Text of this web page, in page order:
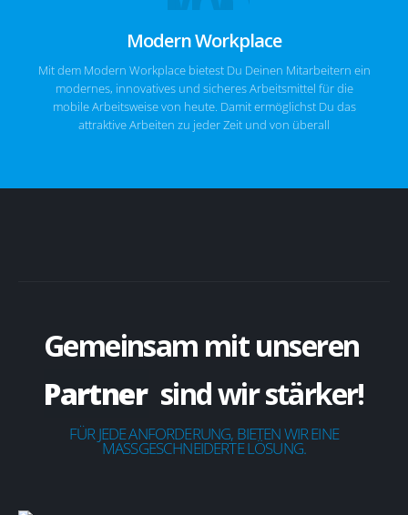
Modern Workplace
Mit dem Modern Workplace bietest Du Deinen Mitarbeitern ein
modernes, innovatives und sicheres Arbeitsmittel für die
mobile Arbeitsweise von heute. Damit ermöglichst Du das
attraktive Arbeiten zu jeder Zeit und von überall
Gemeinsam mit unseren
Partner sind wir stärker!
FÜR JEDE ANFORDERUNG, BIETEN WIR EINE
MASSGESCHNEIDERTE LÖSUNG.